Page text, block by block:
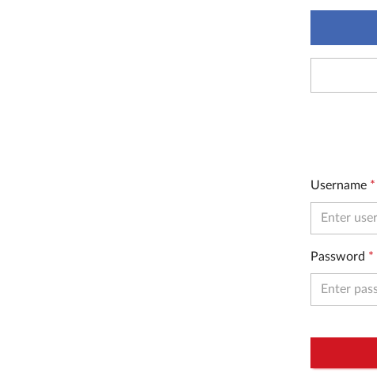
Username *
Password *